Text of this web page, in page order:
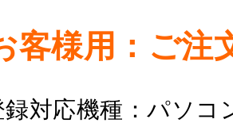
客様用：ご注
録対応機種：パソ